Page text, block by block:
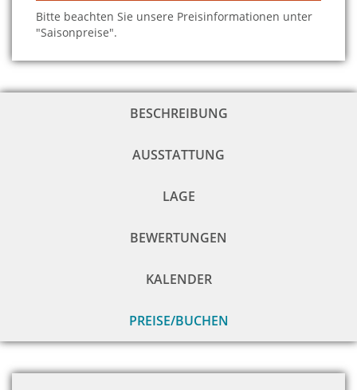
Bitte beachten Sie unsere Preisinformationen unter
"Saisonpreise".
BESCHREIBUNG
AUSSTATTUNG
LAGE
BEWERTUNGEN
KALENDER
PREISE/BUCHEN